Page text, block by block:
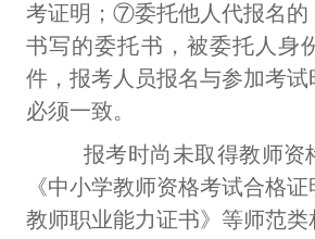
考证明；⑦委托他人代报名的
书写的委托书，被委托人身
件，报考人员报名与参加考试
必须一致。
报考时尚未取得教师资
《中小学教师资格考试合格
教师职业能力证书》等师范类